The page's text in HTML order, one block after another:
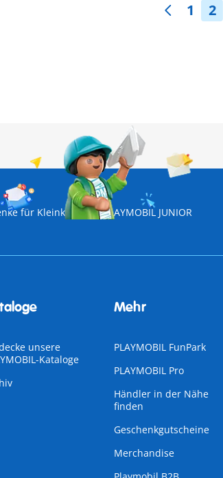
1 2
für Kleinkinder PLAYMOBIL JUNIOR
unsere
Kataloge
Mehr
PLAYMOBIL FunPark
PLAYMOBIL Pro
Händler in der Nähe
finden
Geschenkgutscheine
Merchandise